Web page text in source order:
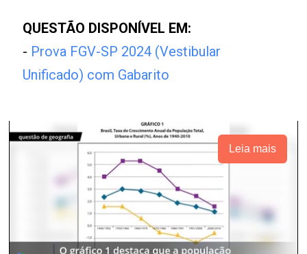
QUESTÃO DISPONÍVEL EM:
- Prova FGV-SP 2024 (Vestibular
Unificado) com Gabarito
Leia mais